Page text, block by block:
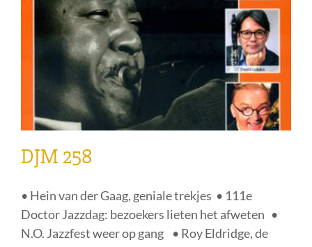
DJM 258
• Hein van der Gaag, geniale trekjes • 111e
Doctor Jazzdag: bezoekers lieten het afweten •
N.O. Jazzfest weer op gang • Roy Eldridge, de